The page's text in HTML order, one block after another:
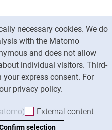
necessary cookies. We do
with the Matomo
and does not allow
individual visitors. Third-
express consent. For
privacy policy.
cookiesAccept analysis cookies
External content
Confirm selection
artificiale